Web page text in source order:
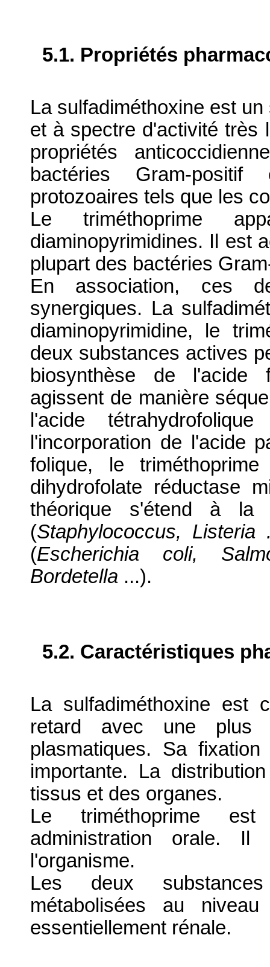
5.1. Propriétés
La sulfadiméthoxine est
et à spectre d'activité très
propriétés
bactéries Gram-
protozoaires tels que les
Le triméthoprime
diaminopyrimidines. Il est
plupart des bactéries
En association, ces
synergiques. La
diaminopyrimidine, le
deux substances actives
biosynthèse de l'acide
agissent de manière
l'acide
l'incorporation de l'acide
folique, le
dihydrofolate réductase
théorique s'étend à la
(Staphylococcus, Listeria
(Escherichia coli,
Bordetella ...).
5.2. Caractéristiques
La sulfadiméthoxine est
retard avec une plus
plasmatiques. Sa
importante. La
tissus et des organes.
Le triméthoprime est
administration orale. Il
l'organisme.
Les deux
métabolisées au
essentiellement rénale.